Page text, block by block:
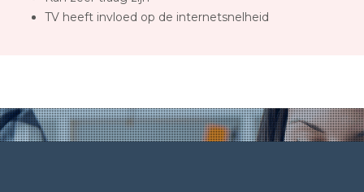
TV heeft invloed op de internetsnelheid